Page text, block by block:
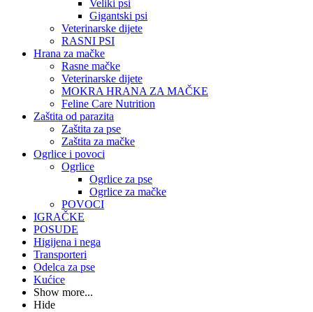
Veliki psi
Gigantski psi
Veterinarske dijete
RASNI PSI
Hrana za mačke
Rasne mačke
Veterinarske dijete
MOKRA HRANA ZA MAČKE
Feline Care Nutrition
Zaštita od parazita
Zaštita za pse
Zaštita za mačke
Ogrlice i povoci
Ogrlice
Ogrlice za pse
Ogrlice za mačke
POVOCI
IGRAČKE
POSUDE
Higijena i nega
Transporteri
Odelca za pse
Kućice
Show more...
Hide